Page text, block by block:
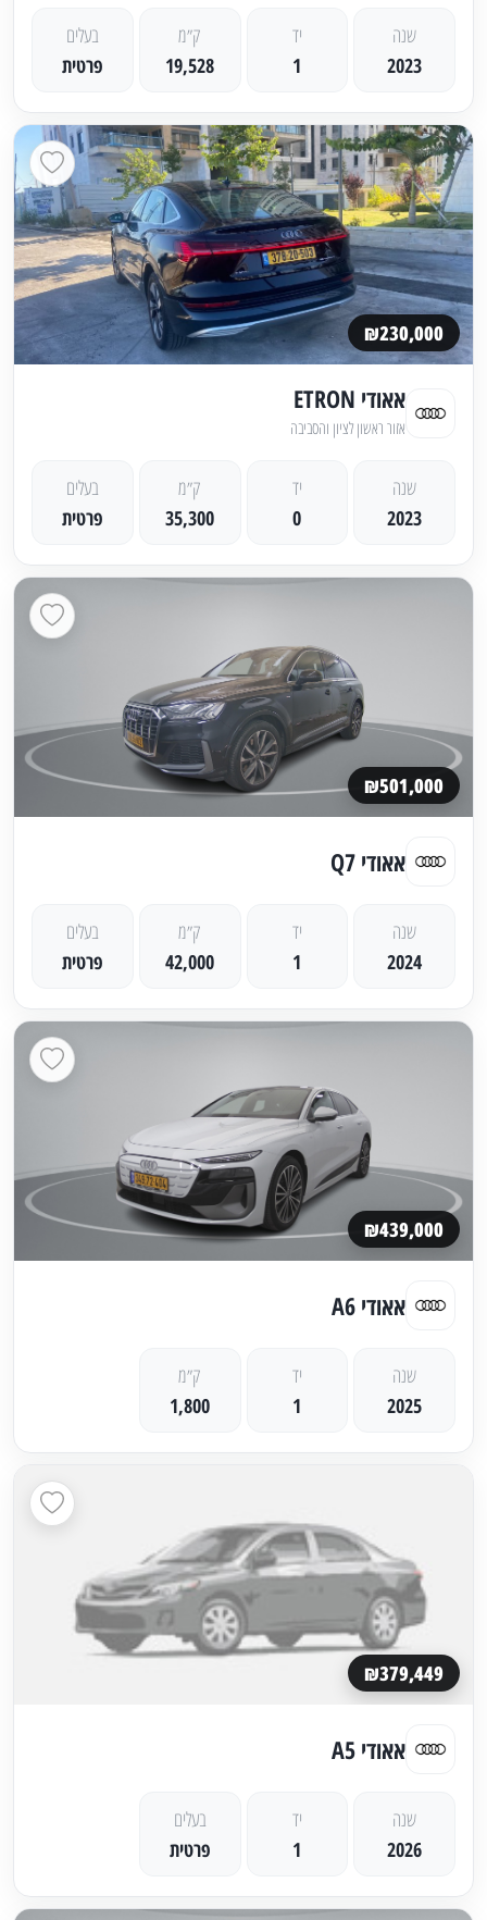
שנה
2023
יד
1
ק״מ
19,528
בעלים
פרטית
₪230,000
אאודי ETRON
אזור ראשון לציון והסביבה
שנה
2023
יד
0
ק״מ
35,300
בעלים
פרטית
₪501,000
אאודי Q7
שנה
2024
יד
1
ק״מ
42,000
בעלים
פרטית
₪439,000
אאודי A6
שנה
2025
יד
1
ק״מ
1,800
₪379,449
אאודי A5
שנה
2026
יד
1
בעלים
פרטית